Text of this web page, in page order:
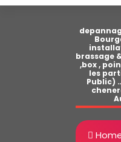
brassage
,box ,
les
Public)